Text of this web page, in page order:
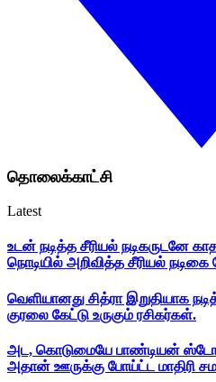
தொலைக்காட்சி
Latest
உடன் நடித்த சீரியல் நடிகருடனே
நொடியில் அறிவித்த சீரியல்
வெளியானது சித்ரா இறுதியாக
குரலை கேட்டு உருகும் ரசிகர்கள்.
அட, கொடுமையே பாண்டியன்
அதான் ஊருக்கு போய்ட்ட மாதிரி